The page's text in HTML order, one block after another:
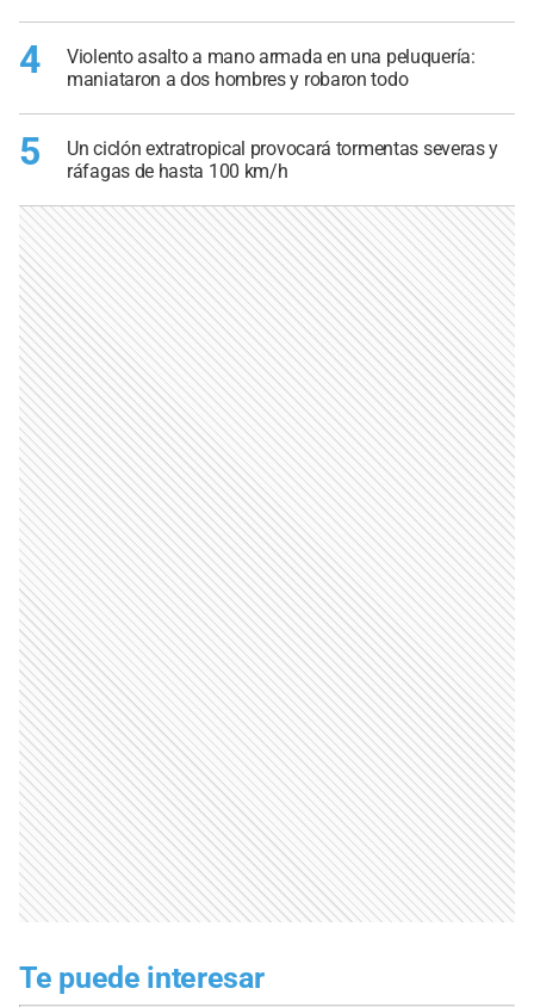
4
Violento asalto a mano armada en una peluquería:
maniataron a dos hombres y robaron todo
5
Un ciclón extratropical provocará tormentas severas y
ráfagas de hasta 100 km/h
Te puede interesar